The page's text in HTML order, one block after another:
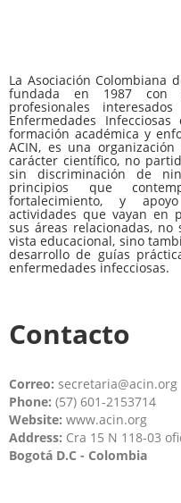
La Asociación Colombiana
fundada en 1987
profesionales
Enfermedades
formación académica y
ACIN, es una
carácter científico, no
sin discriminación de
principios que
fortalecimiento, y
actividades que vayan en
sus áreas relacionadas,
vista educacional, sino
desarrollo de guías
enfermedades infecciosas.
Contacto
Correo: secretaria@acin.org
Phone: (57) 601-2153714
Website: www.acin.org
Address: Cra 15 N 118-03
Bogotá D.C - Colombia